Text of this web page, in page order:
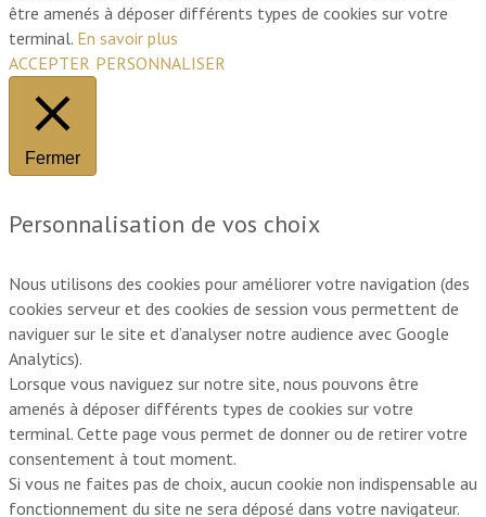
être amenés à déposer différents types de cookies sur votre
terminal. En savoir plus
ACCEPTER PERSONNALISER
Fermer
Personnalisation de vos choix
Nous utilisons des cookies pour améliorer votre navigation (des
cookies serveur et des cookies de session vous permettent de
naviguer sur le site et d’analyser notre audience avec Google
Analytics).
Lorsque vous naviguez sur notre site, nous pouvons être
amenés à déposer différents types de cookies sur votre
terminal. Cette page vous permet de donner ou de retirer votre
consentement à tout moment.
Si vous ne faites pas de choix, aucun cookie non indispensable au
fonctionnement du site ne sera déposé dans votre navigateur.